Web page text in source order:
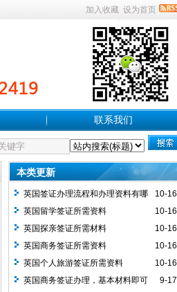
加入收藏 设为首页
联系我们
本类更新
10-16
英国签证办理流程和办理资料有哪
些？
10-16
英国留学签证所需资料
10-16
英国探亲签证所需材料
10-16
英国商务签证所需资料
10-16
英国个人旅游签证所需资料
9-17
英国商务签证办理，基本材料即可